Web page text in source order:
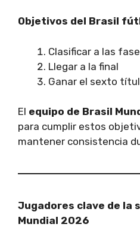
Objetivos del Brasil
Clasificar a las
Llegar a la final
Ganar el sexto
El equipo de Brasil
para cumplir estos
mantener consistencia
Jugadores clave de la
Mundial 2026